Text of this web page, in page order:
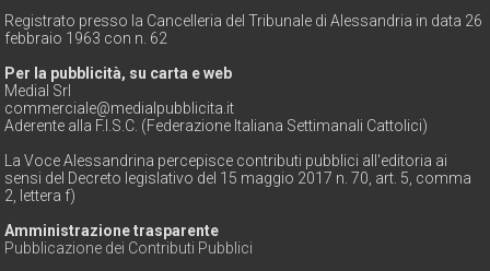
Registrato presso la Cancelleria del Tribunale di Alessandria in data 26
febbraio 1963 con n. 62
Per la pubblicità, su carta e web
Medial Srl
commerciale@medialpubblicita.it
Aderente alla F.I.S.C. (Federazione Italiana Settimanali Cattolici)
La Voce Alessandrina percepisce contributi pubblici all'editoria ai
sensi del Decreto legislativo del 15 maggio 2017 n. 70, art. 5, comma
2, lettera f)
Amministrazione trasparente
Pubblicazione dei Contributi Pubblici